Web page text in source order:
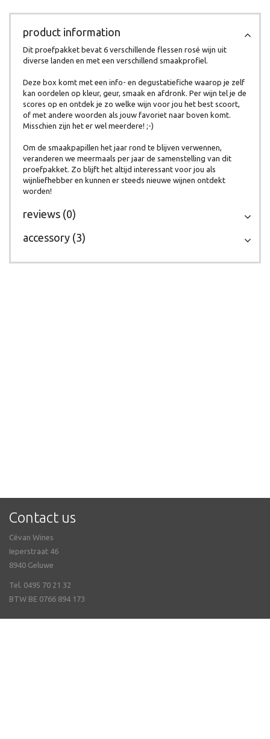
product information
Dit proefpakket bevat 6 verschillende flessen rosé wijn uit
diverse landen en met een verschillend smaakprofiel.
Deze box komt met een info- en degustatiefiche waarop je zelf
kan oordelen op kleur, geur, smaak en afdronk. Per wijn tel je de
scores op en ontdek je zo welke wijn voor jou het best scoort,
of met andere woorden als jouw favoriet naar boven komt.
Misschien zijn het er wel meerdere! ;-)
Om de smaakpapillen het jaar rond te blijven verwennen,
veranderen we meermaals per jaar de samenstelling van dit
proefpakket. Zo blijft het altijd interessant voor jou als
wijnliefhebber en kunnen er steeds nieuwe wijnen ontdekt
worden!
reviews (0)
accessory (3)
Contact us
Cévan Wines
Ieperstraat 46
8940 Geluwe
Tel. 0495 70 21 32
BTW BE 0766 894 173